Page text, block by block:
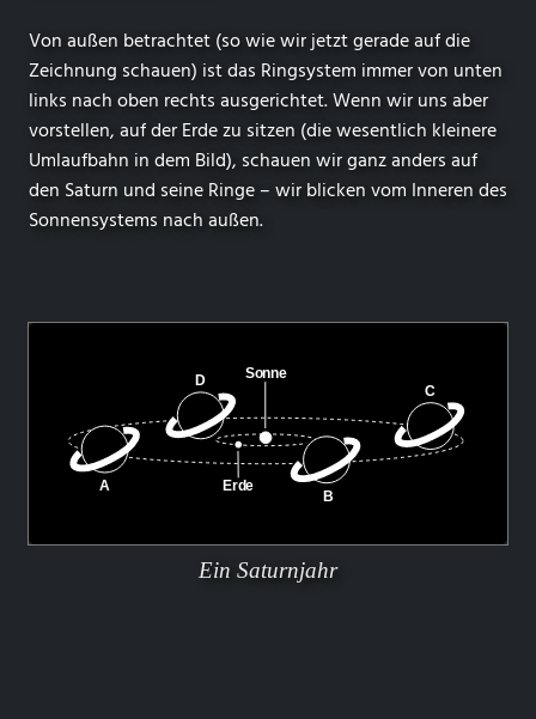
Von außen betrachtet (so wie wir jetzt gerade auf die
Zeichnung schauen) ist das Ringsystem immer von unten
links nach oben rechts ausgerichtet. Wenn wir uns aber
vorstellen, auf der Erde zu sitzen (die wesentlich kleinere
Umlaufbahn in dem Bild), schauen wir ganz anders auf
den Saturn und seine Ringe – wir blicken vom Inneren des
Sonnensystems nach außen.
Ein Saturnjahr